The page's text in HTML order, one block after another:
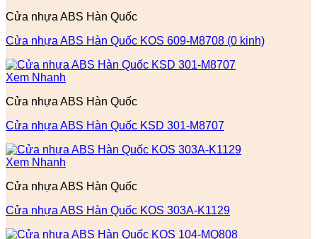
Cửa nhựa ABS Hàn Quốc
Cửa nhựa ABS Hàn Quốc KOS 609-M8708 (0 kinh)
Xem Nhanh
Cửa nhựa ABS Hàn Quốc
Cửa nhựa ABS Hàn Quốc KSD 301-M8707
Xem Nhanh
Cửa nhựa ABS Hàn Quốc
Cửa nhựa ABS Hàn Quốc KOS 303A-K1129